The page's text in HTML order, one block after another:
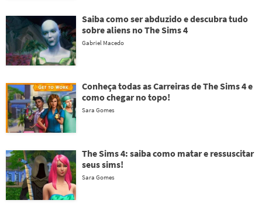
Saiba como ser abduzido e descubra tudo
sobre aliens no The Sims 4
Gabriel Macedo
Conheça todas as Carreiras de The Sims 4 e
como chegar no topo!
Sara Gomes
The Sims 4: saiba como matar e ressuscitar
seus sims!
Sara Gomes